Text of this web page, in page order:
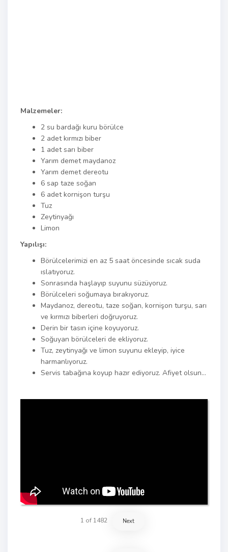
Malzemeler:
2 su bardağı kuru börülce
2 adet kırmızı biber
1 adet sarı biber
Yarım demet maydanoz
Yarım demet dereotu
6 sap taze soğan
6 adet kornişon turşu
Tuz
Zeytinyağı
Limon
Yapılışı:
Börülcelerimizi en az 5 saat öncesinde sıcak suda
ıslatıyoruz.
Sonrasında haşlayıp suyunu süzüyoruz.
Börülceleri soğumaya bırakıyoruz.
Maydanoz, dereotu, taze soğan, kornişon turşu, sarı
ve kırmızı biberleri doğruyoruz.
Derin bir tasın içine koyuyoruz.
Soğuyan börülceleri de ekliyoruz.
Tuz, zeytinyağı ve limon suyunu ekleyip, iyice
harmanlıyoruz.
Servis tabağına koyup hazır ediyoruz. Afiyet olsun…
1 of 1482 Next